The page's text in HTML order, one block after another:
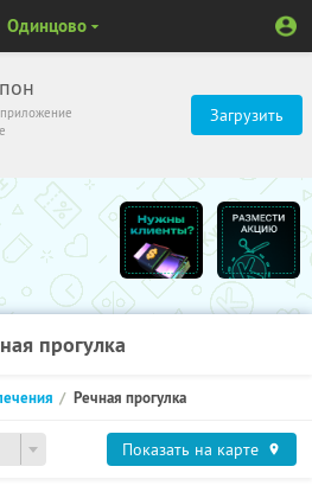
Загрузить
Одинцово
прогулка
Речная прогулка
Показать на карте